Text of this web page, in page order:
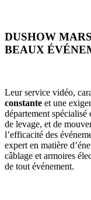
DUSHOW
BEAUX
Leur service vidéo,
constante et une
département spécialisé
de levage, et de
l’efficacité des
expert en matière
câblage et armoires
de tout événement.